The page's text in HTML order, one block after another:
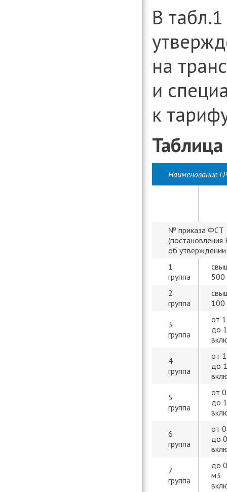
В
на
и
к
Наименование
№ приказа ФСТ
(постановления
об утверждении
1
группа
500
2
группа
100
3
группа
от
до
4
группа
от 1
до
5
группа
от
до
6
группа
от
до
7
группа
до
м3